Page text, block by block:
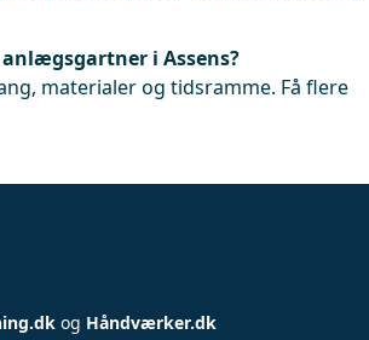
i Assens?
materialer og tidsramme. Få flere
og Håndværker.dk